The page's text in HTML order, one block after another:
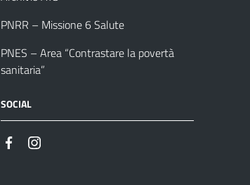
PNRR – Missione 6 Salute
PNES – Area “Contrastare la povertà
sanitaria”
SOCIAL